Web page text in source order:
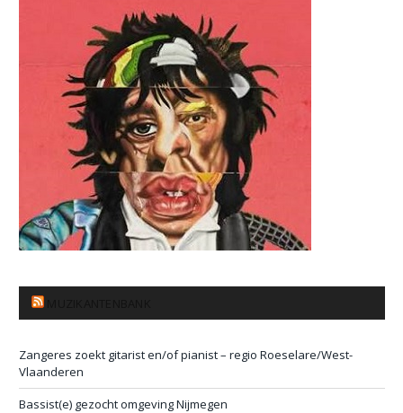
Zangeres zoekt gitarist en/of pianist – regio Roeselare/West-
Vlaanderen
Bassist(e) gezocht omgeving Nijmegen